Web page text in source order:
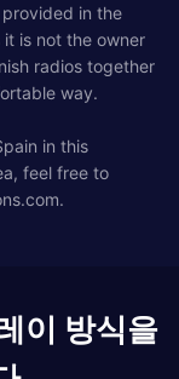
in the
is not the owner
radios together
way.
in this
feel free to
.
이 방식을